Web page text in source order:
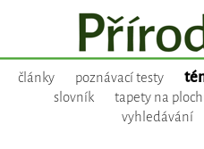
články poznávací testy
slovník
tapety na
vyhledávání